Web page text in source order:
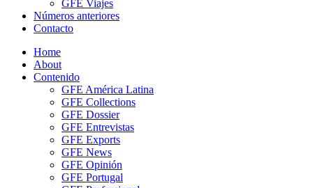
GFE Viajes
Números anteriores
Contacto
Home
About
Contenido
GFE América Latina
GFE Collections
GFE Dossier
GFE Entrevistas
GFE Exports
GFE News
GFE Opinión
GFE Portugal